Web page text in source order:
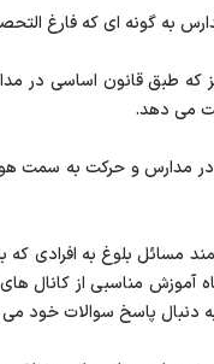
به گونه ای که فارغ
که طبق قانون اساسی در
می دهد.
در مدارس و حرکت به سمت
مسائل بلوغ به افرادی
آموزش مناسبی از کانال
به دنبال پاسخ سوالات